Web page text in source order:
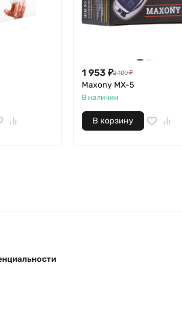
1 953 ₽2 100 ₽
Maxony MX-5
В наличии
В корзину